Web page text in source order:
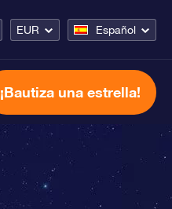
EUR Español
¡Bautiza una estrella!